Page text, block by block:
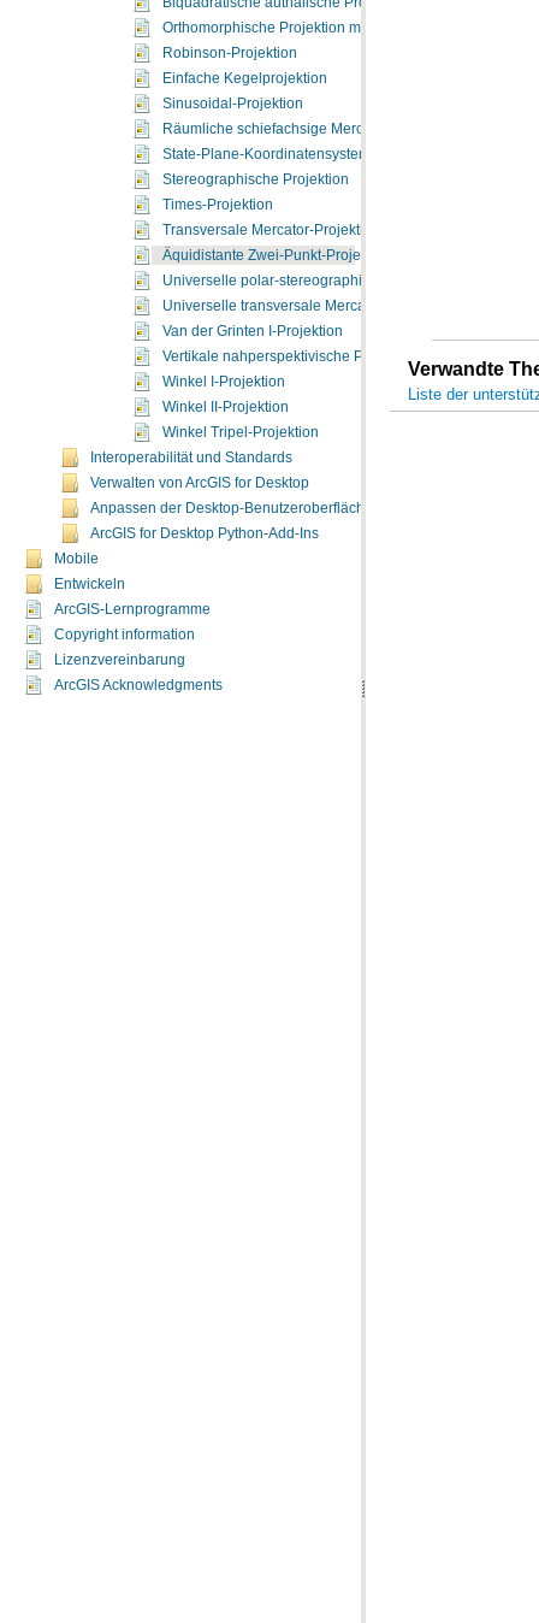
Orthomorphische Projektion mit korrigierter Verzerrung
Robinson-Projektion
Einfache Kegelprojektion
Sinusoidal-Projektion
Räumliche schiefachsige Mercator-Projektion
State-Plane-Koordinatensystem
Stereographische Projektion
Times-Projektion
Transversale Mercator-Projektion
Äquidistante Zwei-Punkt-Projektion
Universelle polar-stereographische Projektion
Universelle transversale Mercator-Projektion
Van der Grinten I-Projektion
Vertikale nahperspektivische Projektion
Winkel I-Projektion
Winkel II-Projektion
Winkel Tripel-Projektion
Interoperabilität und Standards
Verwalten von ArcGIS for Desktop
Anpassen der Desktop-Benutzeroberfläche
ArcGIS for Desktop Python-Add-Ins
Mobile
Entwickeln
ArcGIS-Lernprogramme
Copyright information
Lizenzvereinbarung
ArcGIS Acknowledgments
Verwandte
Liste der